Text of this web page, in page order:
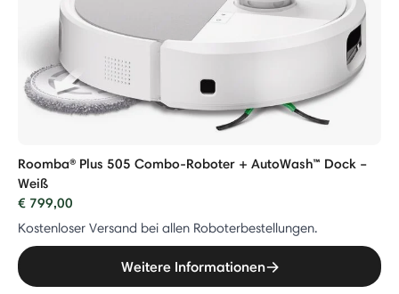
Roomba® Plus 505 Combo-Roboter + AutoWash™ Dock –
Weiß
€ 799,00
Kostenloser Versand bei allen Roboterbestellungen.
Weitere Informationen